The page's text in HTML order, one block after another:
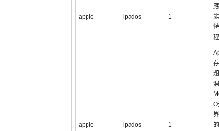
apple ipados 1
apple ipados 1
O